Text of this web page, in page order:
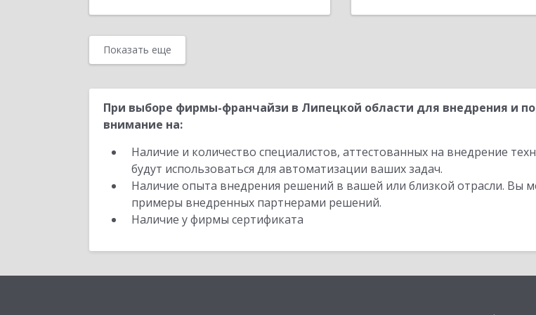
Показать еще
При выборе фирмы-франчайзи в Липецкой области для внедрения и
внимание на:
Наличие и количество специалистов, аттестованных на внедрение
будут использоваться для автоматизации ваших задач.
Наличие опыта внедрения решений в вашей или близкой отрасли. Вы
примеры внедренных партнерами решений.
Наличие у фирмы сертификата